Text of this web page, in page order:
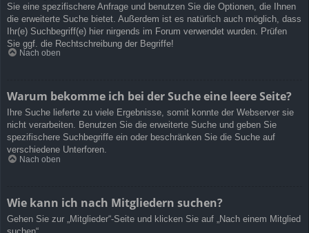
Sie eine spezifischere Anfrage und benutzen Sie die Optionen, die Ihnen
die erweiterte Suche bietet. Außerdem ist es natürlich auch möglich, dass
Ihr(e) Suchbegriff(e) hier nirgends im Forum verwendet wurden. Prüfen
Sie ggf. die Rechtschreibung der Begriffe!
Nach oben
Warum bekomme ich bei der Suche eine leere Seite?
Ihre Suche lieferte zu viele Ergebnisse, somit konnte der Webserver sie
nicht verarbeiten. Benutzen Sie die erweiterte Suche und geben Sie
spezifischere Suchbegriffe ein oder beschränken Sie die Suche auf
verschiedene Unterforen.
Nach oben
Wie kann ich nach Mitgliedern suchen?
Gehen Sie zur „Mitglieder“-Seite und klicken Sie auf „Nach einem Mitglied